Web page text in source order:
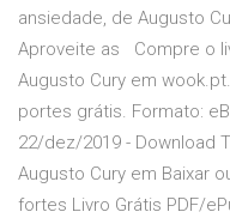
ansiedade, de Augusto
Aproveite as Compre o
Augusto Cury em
portes grátis. Formato:
22/dez/2019 - Download
Augusto Cury em Baixar
fortes Livro Grátis PDF/